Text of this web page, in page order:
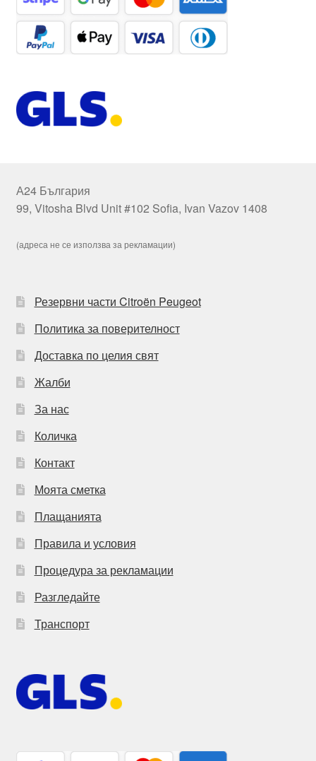
А24 България
99, Vitosha Blvd Unit #102 Sofia, Ivan Vazov 1408
(адреса не се използва за рекламации)
Резервни части Citroën Peugeot
Политика за поверителност
Доставка по целия свят
Жалби
За нас
Количка
Контакт
Моята сметка
Плащанията
Правила и условия
Процедура за рекламации
Разгледайте
Транспорт